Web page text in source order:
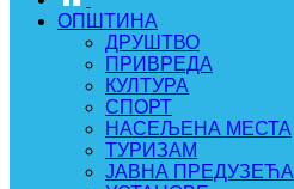
ОПШТИНА
ДРУШТВО
ПРИВРЕДА
КУЛТУРА
СПОРТ
НАСЕЉЕНА МЕСТА
ТУРИЗАМ
ЈАВНА ПРЕДУЗЕЋА